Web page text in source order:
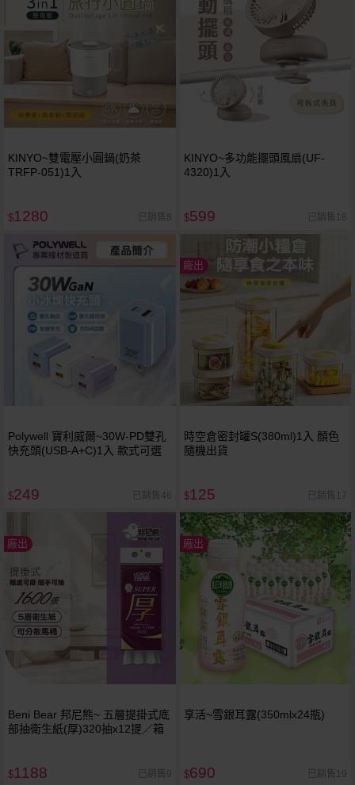
KINYO~雙電壓小圓鍋(奶茶
TRFP-051)1入
$1280 已銷售8
KINYO~多功能擺頭風扇(UF-
4320)1入
$599 已銷售18
Polywell 寶利威爾~30W-PD雙孔
快充頭(USB-A+C)1入 款式可選
$249 已銷售46
廠出
時空倉密封罐S(380ml)1入 顏色
隨機出貨
$125 已銷售17
廠出
Beni Bear 邦尼熊~ 五層提掛式底
部抽衛生紙(厚)320抽x12提／箱
$1188 已銷售9
廠出
享活~雪銀耳露(350mlx24瓶)
$690 已銷售19